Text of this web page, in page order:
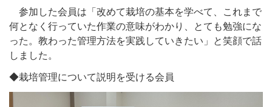
参加した会員は「改めて栽培の基本を学べて、これまで
何となく行っていた作業の意味がわかり、とても勉強にな
った。教わった管理方法を実践していきたい」と笑顔で話
しました。
◆栽培管理について説明を受ける会員